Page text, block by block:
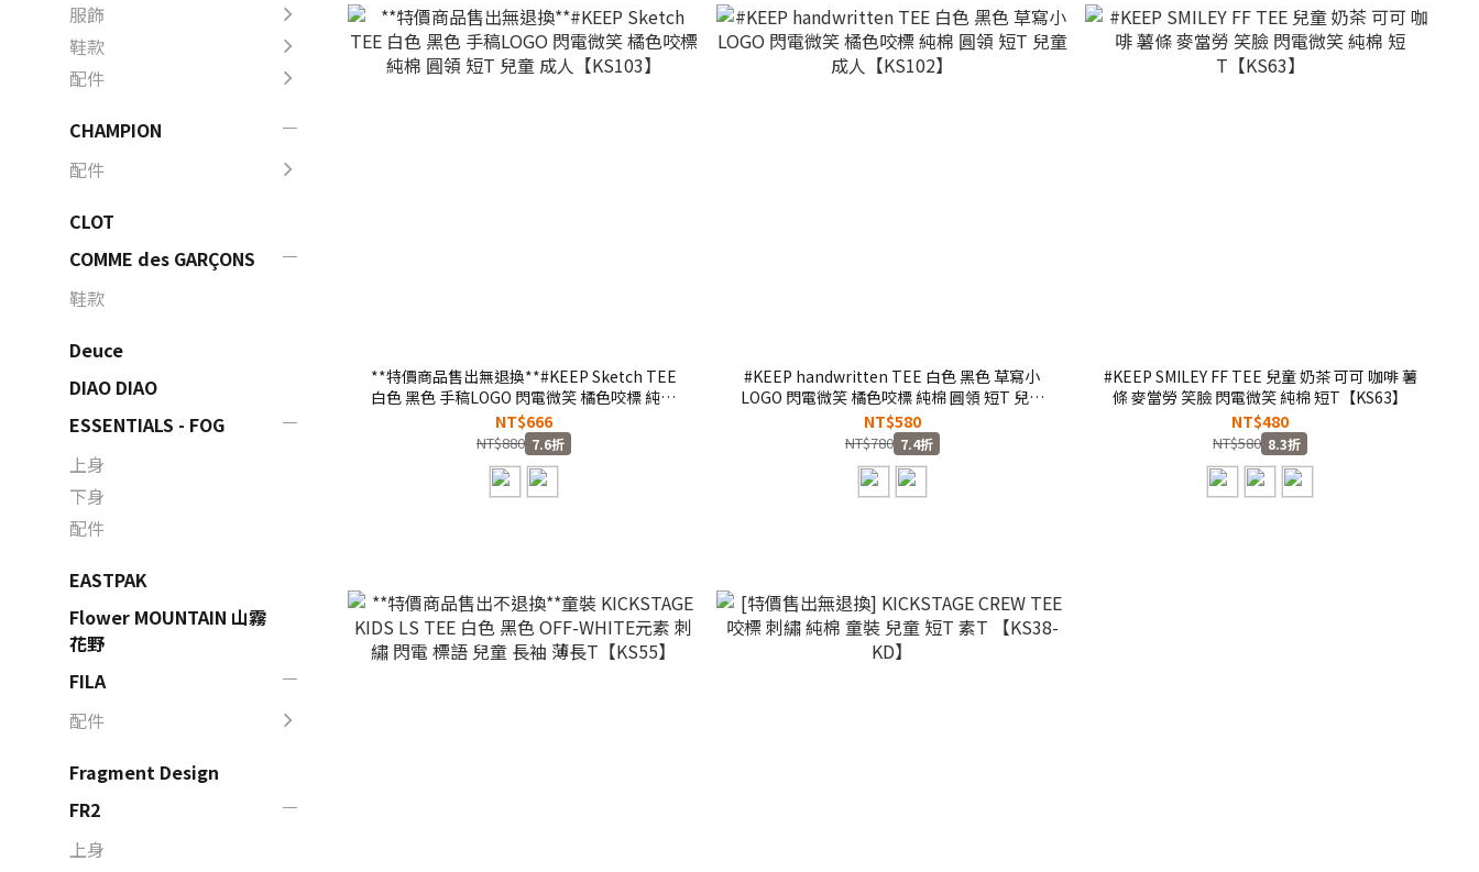
服飾
鞋款
配件
CHAMPION
配件
CLOT
COMME des GARÇONS
鞋款
Deuce
DIAO DIAO
ESSENTIALS - FOG
上身
下身
配件
EASTPAK
Flower MOUNTAIN 山霧
花野
FILA
配件
Fragment Design
FR2
上身
**特價商品售出無退換**#KEEP Sketch TEE
白色 黑色 手稿LOGO 閃電微笑 橘色咬標 純棉
圓領 短T 兒童 成人【KS103】
NT$666
NT$880 7.6折
#KEEP handwritten TEE 白色 黑色 草寫小
LOGO 閃電微笑 橘色咬標 純棉 圓領 短T 兒童
成人【KS102】
NT$580
NT$780 7.4折
#KEEP SMILEY FF TEE 兒童 奶茶 可可 咖啡 薯
條 麥當勞 笑臉 閃電微笑 純棉 短T【KS63】
NT$480
NT$580 8.3折